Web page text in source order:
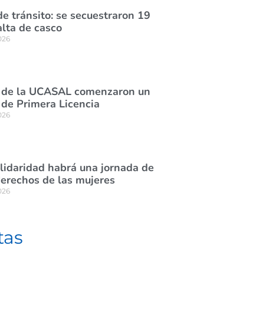
tránsito: se secuestraron 19
de casco
la UCASAL comenzaron un
Primera Licencia
habrá una jornada de
de las mujeres